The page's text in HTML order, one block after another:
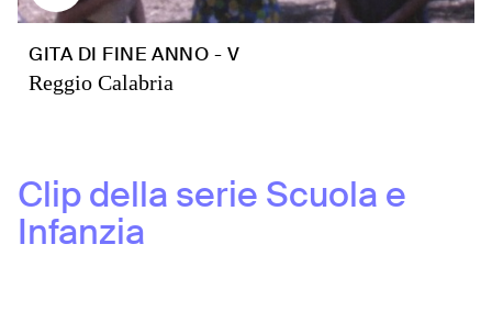
GITA DI FINE ANNO - V
Reggio Calabria
Clip della serie Scuola e
Infanzia